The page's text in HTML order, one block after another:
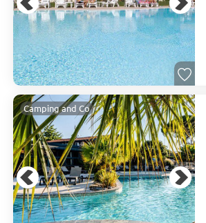
Camping and Co